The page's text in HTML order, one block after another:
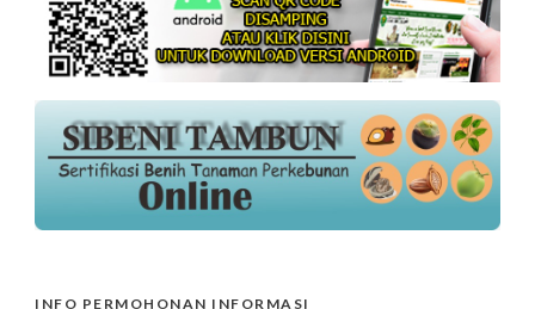
INFO PERMOHONAN INFORMASI